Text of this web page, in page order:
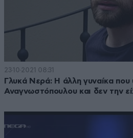
23·10·2021 08:31
Γλυκά Νερά: Η άλλη γυναίκα
Αναγνωστόπουλου και δεν την